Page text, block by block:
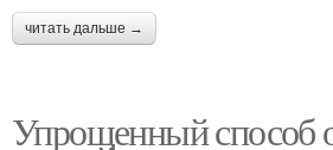
читать дальше →
Упрощенный способ